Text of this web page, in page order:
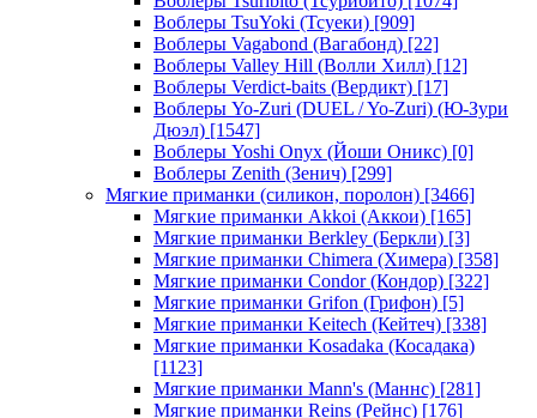
Воблеры TsuYoki (Тсуеки) [909]
Воблеры Vagabond (Вагабонд) [22]
Воблеры Valley Hill (Волли Хилл) [12]
Воблеры Verdict-baits (Вердикт) [17]
Воблеры Yo-Zuri (DUEL / Yo-Zuri) (Ю-Зури
Дюэл) [1547]
Воблеры Yoshi Onyx (Йоши Оникс) [0]
Воблеры Zenith (Зенич) [299]
Мягкие приманки (силикон, поролон) [3466]
Мягкие приманки Akkoi (Аккои) [165]
Мягкие приманки Berkley (Беркли) [3]
Мягкие приманки Chimera (Химера) [358]
Мягкие приманки Condor (Кондор) [322]
Мягкие приманки Grifon (Грифон) [5]
Мягкие приманки Keitech (Кейтеч) [338]
Мягкие приманки Kosadaka (Косадака)
[1123]
Мягкие приманки Mann's (Маннс) [281]
Мягкие приманки Reins (Рейнс) [176]